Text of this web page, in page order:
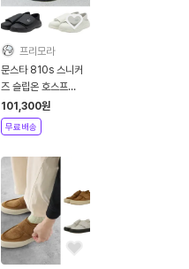
프리모라
문스타 810s 스니커
즈 슬립온 호스프
HOSP
101,300원
무료배송